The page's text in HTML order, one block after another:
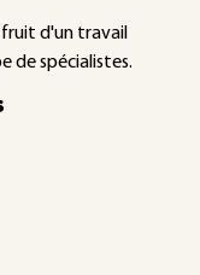
fruit d'un travail
de spécialistes.